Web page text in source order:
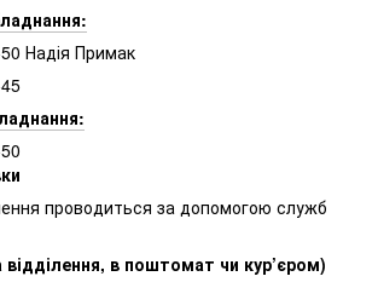
Надія Примак
проводиться за допомогою служб
в поштомат чи кур’єром)